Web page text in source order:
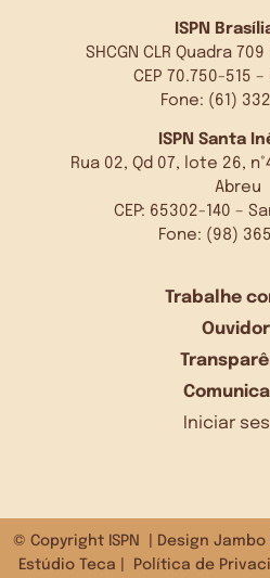
ISPN
SHCGN CLR Quadra
CEP 70.750-515 –
Fone: (61)
ISPN Santa
Rua 02, Qd 07, lote 26,
Abreu
CEP: 65302-140 –
Fone: (98)
Trabalhe
Iniciar
© Copyright ISPN | Design Jambo
Estúdio Teca
Política de